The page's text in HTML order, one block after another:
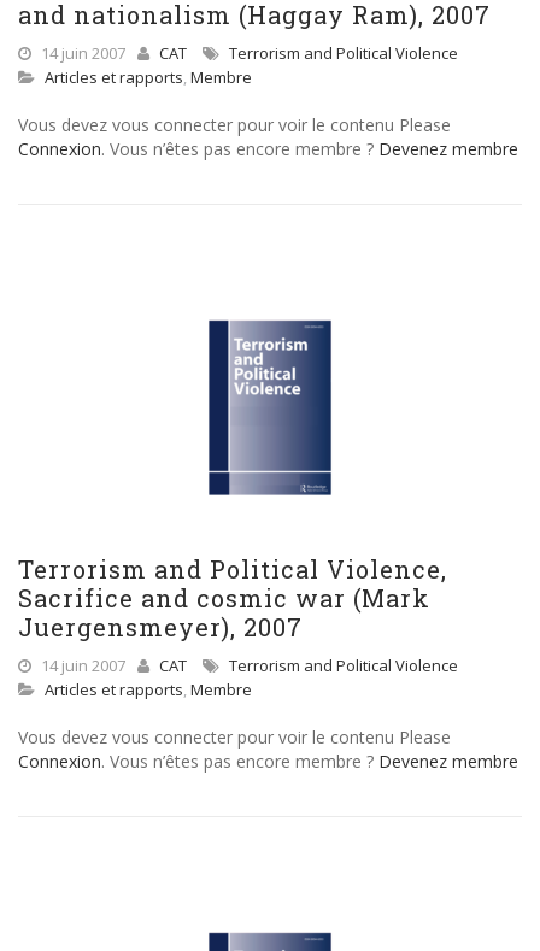
and nationalism (Haggay Ram), 2007
14 juin 2007 CAT
Terrorism and Political Violence
Articles et rapports, Membre
Vous devez vous connecter pour voir le contenu Please
Connexion. Vous n’êtes pas encore membre ? Devenez membre
Terrorism and Political Violence,
Sacrifice and cosmic war (Mark
Juergensmeyer), 2007
14 juin 2007 CAT
Terrorism and Political Violence
Articles et rapports, Membre
Vous devez vous connecter pour voir le contenu Please
Connexion. Vous n’êtes pas encore membre ? Devenez membre